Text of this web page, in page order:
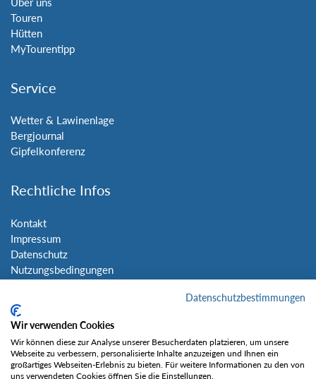
Touren
Hütten
MyTourentipp
Service
Wetter & Lawinenlage
Bergjournal
Gipfelkonferenz
Rechtliche Infos
Kontakt
Impressum
Datenschutz
Nutzungsbedingungen
Social Media
Datenschutzbestimmungen
Wir verwenden Cookies
Wir können diese zur Analyse unserer Besucherdaten platzieren, um unsere
Webseite zu verbessern, personalisierte Inhalte anzuzeigen und Ihnen ein
großartiges Webseiten-Erlebnis zu bieten. Für weitere Informationen zu den von
uns verwendeten Cookies öffnen Sie die Einstellungen.